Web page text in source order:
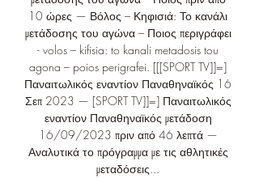
10 ώρες — Βόλος – Κηφισιά: Το κανάλι
μετάδοσης του αγώνα – Ποιος περιγράφει
- volos – kifisia: to kanali metadosis tou
agona – poios perigrafei. [[[SPORT TV]]=]
Παναιτωλικός εναντίον Παναθηναϊκός 16
Σεπ 2023 — [SPORT TV]]=] Παναιτωλικός
εναντίον Παναθηναϊκός μετάδοση
16/09/2023 πριν από 46 λεπτά —
Αναλυτικά το πρόγραμμα με τις αθλητικές
μεταδόσεις...